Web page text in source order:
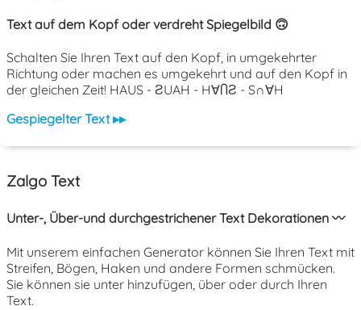
Text auf dem Kopf oder verdreht Spiegelbild 🙃
Schalten Sie Ihren Text auf den Kopf, in umgekehrter
Richtung oder machen es umgekehrt und auf den Kopf in
der gleichen Zeit! HAUS - ƧUAH - H∀ႶƧ - S∩∀H
Gespiegelter Text ▸▸
Zalgo Text
Unter-, Über-und durchgestrichener Text Dekorationen 〰️
Mit unserem einfachen Generator können Sie Ihren Text mit
Streifen, Bögen, Haken und andere Formen schmücken.
Sie können sie unter hinzufügen, über oder durch Ihren
Text.